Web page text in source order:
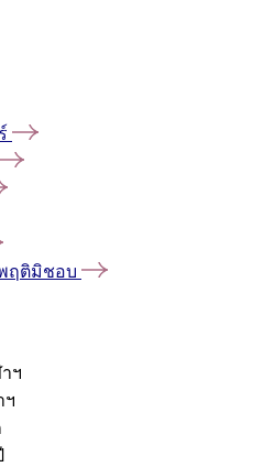
ฤติมิชอบ
ฯ
ฯ